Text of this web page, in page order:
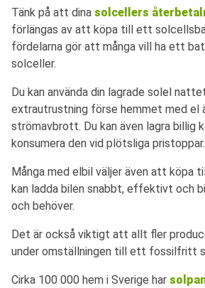
Tänk på att dina solcellers
förlängas av att köpa till ett
fördelarna gör att många vill ha ett
solceller.
Du kan använda din lagrade solel
extrautrustning förse hemmet med el
strömavbrott. Du kan även lagra billig
konsumera den vid plötsliga pristoppar.
Många med elbil väljer även att köpa
kan ladda bilen snabbt, effektivt och
och behöver.
Det är också viktigt att allt fler
under omställningen till ett fossilfritt
Cirka 100 000 hem i Sverige har